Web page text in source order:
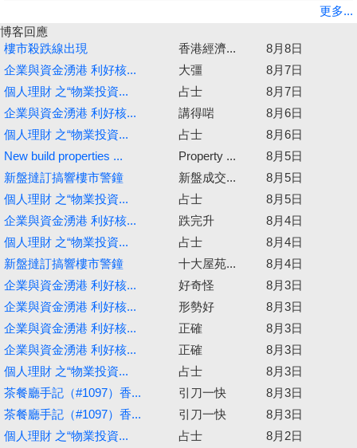
更多...
博客回應
樓市殺跌線出現
香港經濟...
8月8日
企業與資金湧港 利好核...
大彊
8月7日
個人理財 之“物業投資...
占士
8月7日
企業與資金湧港 利好核...
講得啱
8月6日
個人理財 之“物業投資...
占士
8月6日
New build properties ...
Property ...
8月5日
新盤撻訂搞響樓市警鐘
新盤成交...
8月5日
個人理財 之“物業投資...
占士
8月5日
企業與資金湧港 利好核...
跌完升
8月4日
個人理財 之“物業投資...
占士
8月4日
新盤撻訂搞響樓市警鐘
十大屋苑...
8月4日
企業與資金湧港 利好核...
好奇怪
8月3日
企業與資金湧港 利好核...
形勢好
8月3日
企業與資金湧港 利好核...
正確
8月3日
企業與資金湧港 利好核...
正確
8月3日
個人理財 之“物業投資...
占士
8月3日
茶餐廳手記（#1097）香...
引刀一快
8月3日
茶餐廳手記（#1097）香...
引刀一快
8月3日
個人理財 之“物業投資...
占士
8月2日